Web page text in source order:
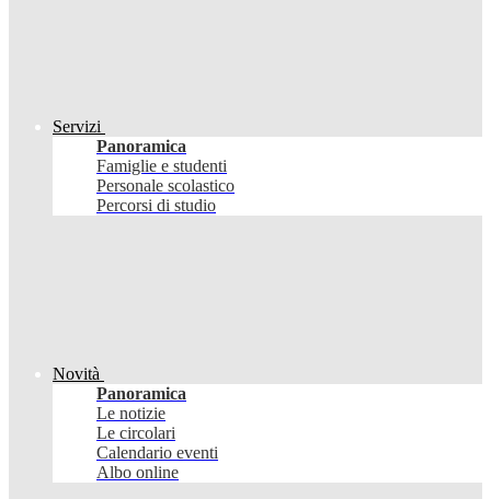
Servizi
Panoramica
Famiglie e studenti
Personale scolastico
Percorsi di studio
Novità
Panoramica
Le notizie
Le circolari
Calendario eventi
Albo online